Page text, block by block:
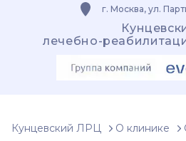
г. Москва, ул.
лечебно-
Кунцевский ЛРЦ О клинике